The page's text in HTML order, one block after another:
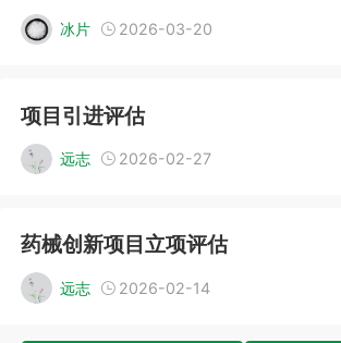
冰片 2026-03-20
项目引进评估
远志 2026-02-27
药械创新项目立项评估
远志 2026-02-14